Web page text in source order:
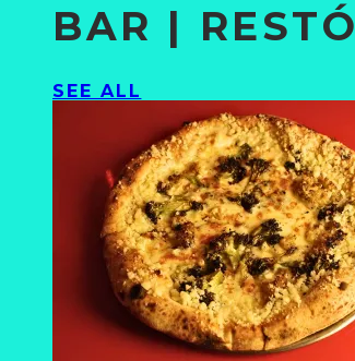
BAR | RESTÓ
SEE ALL